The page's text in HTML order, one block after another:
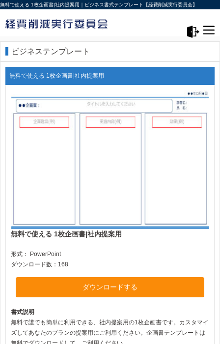
無料で使える 1枚企画書|社内提案用｜ビジネス書式テンプレート【経費削減実行委員会】
ビジネステンプレート
無料で使える 1枚企画書|社内提案用
無料で使える 1枚企画書|社内提案用
形式：
PowerPoint
ダウンロード数：168
ダウンロードする
書式説明
無料で誰でも簡単に利用できる、社内提案用の1枚企画書です。カスタマイ
ズしてあなたのプランの提案用にご利用ください。企画書テンプレートは